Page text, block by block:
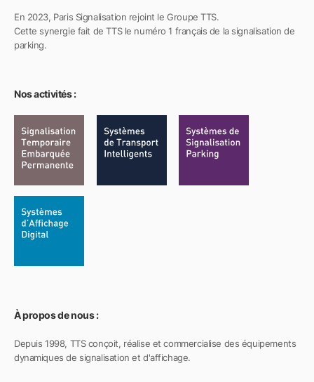
En 2023, Paris Signalisation rejoint le Groupe TTS.
Cette synergie fait de TTS le numéro 1 français de la signalisation de
parking.
Nos activités :
À propos de nous :
Depuis 1998, TTS conçoit, réalise et commercialise des équipements
dynamiques de signalisation et d'affichage.